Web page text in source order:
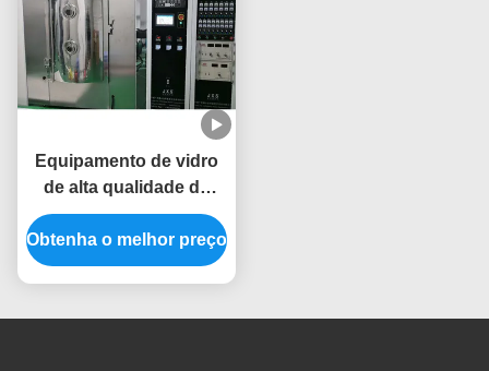
Equipamento de vidro
de alta qualidade do
revestimento de vácuo
dos produtos vidreiros
PVD da eficiência
Obtenha o melhor preço